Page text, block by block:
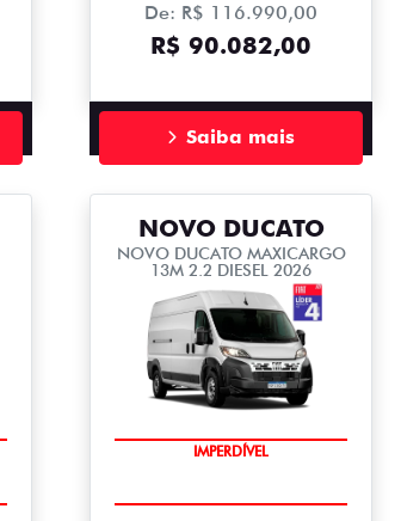
De: R$ 116.990,00
R$ 90.082,00
Saiba mais
NOVO DUCATO
NOVO DUCATO MAXICARGO
13M 2.2 DIESEL 2026
IMPERDÍVEL